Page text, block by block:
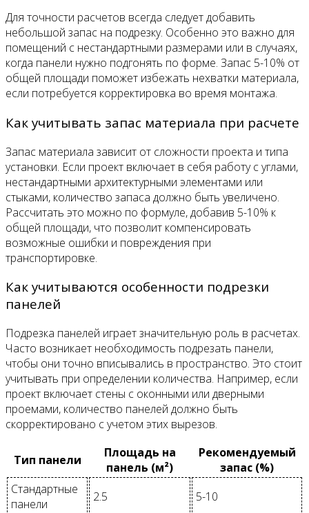
Для точности расчетов всегда следует добавить
небольшой запас на подрезку. Особенно это важно для
помещений с нестандартными размерами или в случаях,
когда панели нужно подгонять по форме. Запас 5-10% от
общей площади поможет избежать нехватки материала,
если потребуется корректировка во время монтажа.
Как учитывать запас материала при расчете
Запас материала зависит от сложности проекта и типа
установки. Если проект включает в себя работу с углами,
нестандартными архитектурными элементами или
стыками, количество запаса должно быть увеличено.
Рассчитать это можно по формуле, добавив 5-10% к
общей площади, что позволит компенсировать
возможные ошибки и повреждения при
транспортировке.
Как учитываются особенности подрезки
панелей
Подрезка панелей играет значительную роль в расчетах.
Часто возникает необходимость подрезать панели,
чтобы они точно вписывались в пространство. Это стоит
учитывать при определении количества. Например, если
проект включает стены с оконными или дверными
проемами, количество панелей должно быть
скорректировано с учетом этих вырезов.
Тип панели
Площадь на
панель (м²)
Рекомендуемый
запас (%)
Стандартные
панели
2.5 5-10